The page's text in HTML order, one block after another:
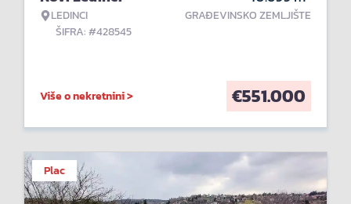
LEDINCI
ŠIFRA: #428545
GRAĐEVINSKO ZEMLJIŠTE
Više o nekretnini > €551.000
Plac